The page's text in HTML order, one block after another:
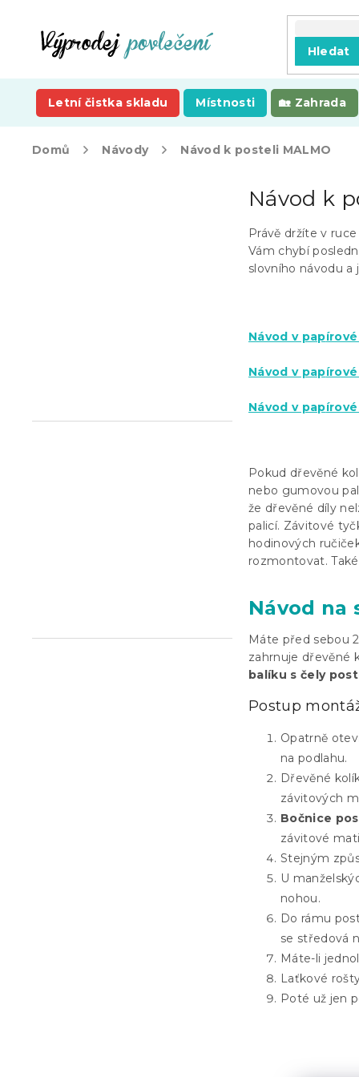
Hledat
Letní čistka skladu Místnosti Zahrada
Domů Návody Návod k posteli MALMO
Návod k
Právě držíte v ruce
Vám chybí
slovního návodu
Návod v pap
Návod v pap
Návod v pap
Pokud dřevěné
nebo gumovou
že dřevěné díly
palicí. Závitové
hodinových
rozmontovat.
Návod na
Máte před sebou
zahrnuje dřevěné
balíku s čely
Postup
Opatrně
na podlahu.
Dřevěné
závitových
Bočnice
závitové
Stejným
U
nohou.
Do rámu
se středová
Máte-li
Laťkové
Poté už jen